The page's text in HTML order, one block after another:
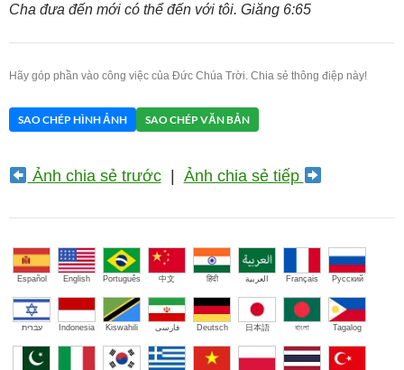
Cha đưa đến mới có thể đến với tôi. Giăng 6:65
Hãy góp phần vào công việc của Đức Chúa Trời. Chia sẻ thông điệp này!
SAO CHÉP HÌNH ẢNH SAO CHÉP VĂN BẢN
Ảnh chia sẻ trước| Ảnh chia sẻ tiếp
Español English Português 中文 हिंदी العربية Français Русский
עברית Indonesia Kiswahili فارسی Deutsch 日本語 বাংলা Tagalog